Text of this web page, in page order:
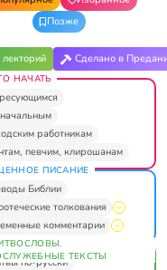
Позже
Сделано в
НАЧАТЬ
работникам
певчим, клирошанам
ПИСАНИЕ
Библии
толкования
комментарии
ТЕКСТЫ
по-русски